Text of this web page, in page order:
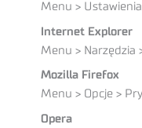
Menu >
Internet Explorer
Menu > Narzędzia
Mozilla Firefox
Menu > Opcje >
Opera